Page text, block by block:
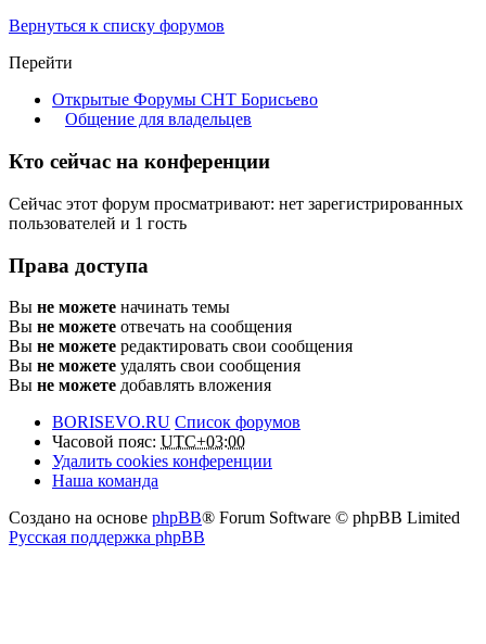
Вернуться к списку форумов
Перейти
Открытые Форумы СНТ Борисьево
Общение для владельцев
Кто сейчас на конференции
Сейчас этот форум просматривают: нет зарегистрированных
пользователей и 1 гость
Права доступа
Вы не можете начинать темы
Вы не можете отвечать на сообщения
Вы не можете редактировать свои сообщения
Вы не можете удалять свои сообщения
Вы не можете добавлять вложения
BORISEVO.RU Список форумов
Часовой пояс: UTC+03:00
Удалить cookies конференции
Наша команда
Создано на основе phpBB® Forum Software © phpBB Limited
Русская поддержка phpBB